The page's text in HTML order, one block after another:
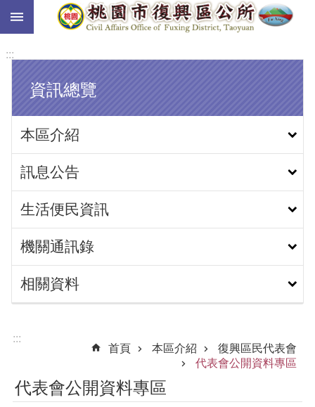
跳到主要內容區塊
:::
資訊總覽
本區介紹
訊息公告
生活便民資訊
機關通訊錄
相關資料
:::
首頁
本區介紹
復興區民代表會
代表會公開資料專區
代表會公開資料專區